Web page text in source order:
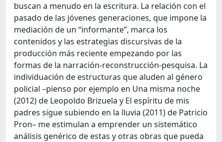
buscan a menudo en la escritura. La relación con el
pasado de las jóvenes generaciones, que impone la
mediación de un “informante”, marca los
contenidos y las estrategias discursivas de la
producción más reciente empezando por las
formas de la narración-reconstrucción-pesquisa. La
individuación de estructuras que aluden al género
policial –pienso por ejemplo en Una misma noche
(2012) de Leopoldo Brizuela y El espíritu de mis
padres sigue subiendo en la lluvia (2011) de Patricio
Pron– me estimulan a emprender un sistemático
análisis genérico de estas y otras obras que pueda